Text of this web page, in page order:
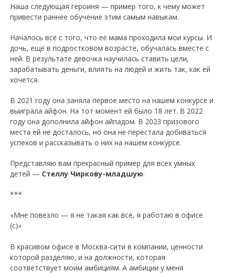
Наша следующая героиня — пример того, к чему может
привести раннее обучение этим самым навыкам.
Началось всё с того, что её мама проходила мои курсы. И
дочь, ещё в подростковом возрасте, обучалась вместе с
ней. В результате девочка научилась ставить цели,
заpабатывать дeньги, влиять на людей и жить так, как ей
хочется.
В 2021 году она заняла первое место на нашем конкурсе и
выиграла айфон. На тот момент ей было 18 лет. В 2022
году она дополнила айфон айпадом. В 2023 пpизового
места ей не досталось, но она не перестала добиваться
успехов и рассказывать о них на нашем конкурсе.
Представляю вам прекрасный пример для всех умных
детей — Стеллу Чиркову-младшую:
***
«Мне повезло — я не такая как все, я работаю в офисе
(с)»
В красивом офисе в Москва-сити в компании, ценности
которой разделяю, и на должности, которая
соответствует моим амбициям. А амбиции у меня